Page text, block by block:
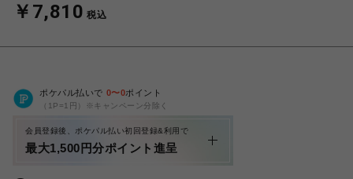
￥7,810 税込
ポケパル払いで 0〜0ポイント
（1P=1円）※キャンペーン分除く
会員登録後、ポケパル払い初回登録&利用で
最大1,500円分ポイント進呈